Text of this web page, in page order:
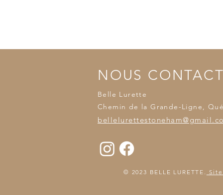
NOUS
Belle Lurette
Chemin de la Grande-Ligne,
© 2023 BELLE LURETTE.